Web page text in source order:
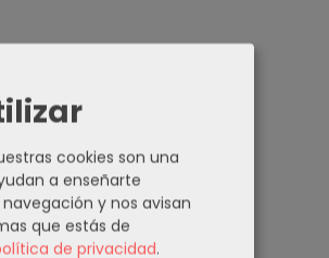
cookies son una
a enseñarte
y nos avisan
que estás de
de privacidad.